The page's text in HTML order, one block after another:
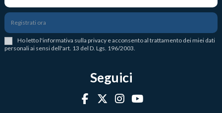
Registrati ora
Ho letto l'informativa sulla privacy e acconsento al trattamento dei miei dati
personali ai sensi dell'art. 13 del D. Lgs. 196/2003.
Seguici